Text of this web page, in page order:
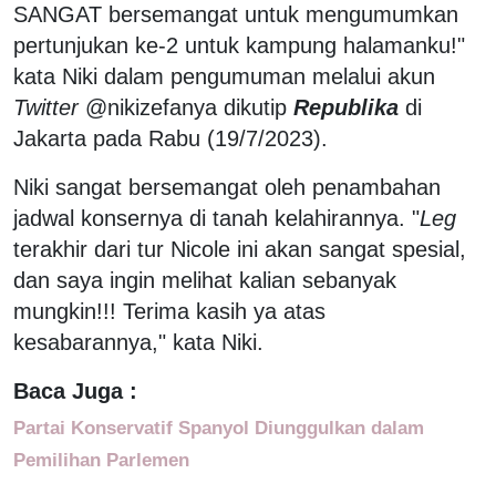
SANGAT bersemangat untuk mengumumkan
pertunjukan ke-2 untuk kampung halamanku!"
kata Niki dalam pengumuman melalui akun
Twitter@nikizefanya dikutip Republika di
Jakarta pada Rabu (19/7/2023).
Niki sangat bersemangat oleh penambahan
jadwal konsernya di tanah kelahirannya. "Leg
terakhir dari tur Nicole ini akan sangat spesial,
dan saya ingin melihat kalian sebanyak
mungkin!!! Terima kasih ya atas
kesabarannya," kata Niki.
Baca Juga :
Partai Konservatif Spanyol Diunggulkan dalam
Pemilihan Parlemen